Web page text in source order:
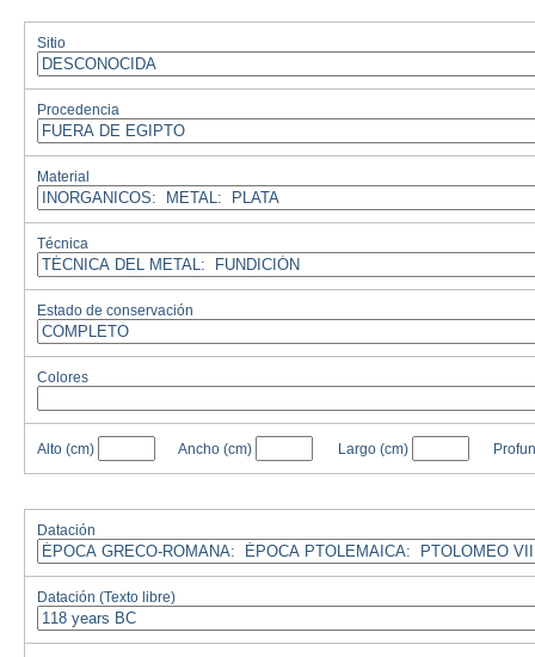
Sitio
Procedencia
Material
Técnica
Estado de conservación
Colores
Alto (cm) Ancho (cm) Largo(cm)
Datación
Datación (Texto libre)